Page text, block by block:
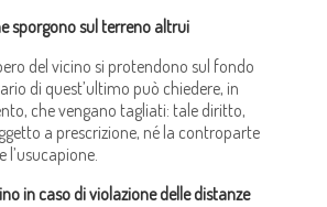
sporgono sul terreno altrui
del vicino si protendono sul fondo
di quest’ultimo può chiedere, in
che vengano tagliati: tale diritto,
a prescrizione, né la controparte
l’usucapione.
in caso di violazione delle distanze